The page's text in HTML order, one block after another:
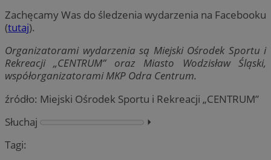
Zachęcamy Was do śledzenia wydarzenia na Facebooku
(tutaj).
Organizatorami wydarzenia są Miejski Ośrodek Sportu i
Rekreacji „CENTRUM” oraz Miasto Wodzisław Śląski,
współorganizatorami MKP Odra Centrum.
źródło: Miejski Ośrodek Sportu i Rekreacji „CENTRUM”
Słuchaj
⏵︎
Tagi: